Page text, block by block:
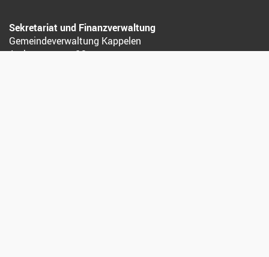
Sekretariat und Finanzverwaltung
Gemeindeverwaltung Kappelen
Aarbergstrasse 12